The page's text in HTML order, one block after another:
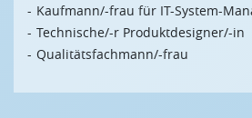
Kaufmann/-frau für IT-System-
Technische/-r Produktdesigner/-in
Qualitätsfachmann/-frau